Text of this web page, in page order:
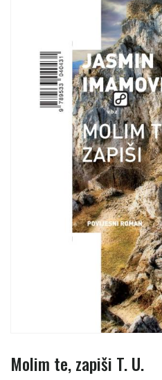
Molim te, zapiši T. U.